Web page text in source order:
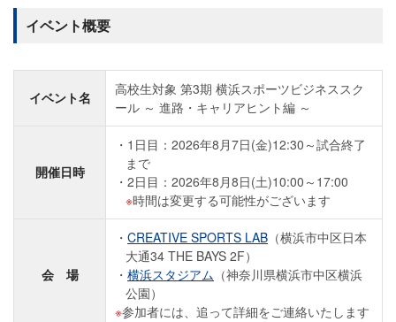
イベント概要
イベント名
高校生対象 第3期 横浜スポーツビジネススク
ール ～ 進路・キャリアヒント編 ～
開催日時
1日目：2026年8月7日(金)12:30～試合終了
まで
2日目：2026年8月8日(土)10:00～17:00
時間は変更する可能性がございます
会 場
CREATIVE SPORTS LAB （横浜市中区日本
大通34 THE BAYS 2F）
横浜スタジアム （神奈川県横浜市中区横浜
公園）
参加者には、追って詳細をご連絡いたします